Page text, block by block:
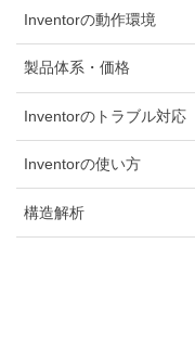
Inventorの動作環境
製品体系・価格
Inventorのトラブル対応
Inventorの使い方
構造解析